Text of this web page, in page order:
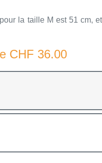
la taille M est 51 cm,
CHF 36.00